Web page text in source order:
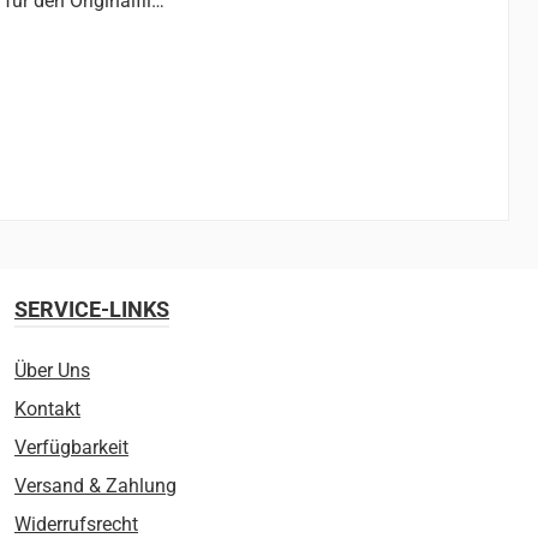
SERVICE-LINKS
Über Uns
Kontakt
Verfügbarkeit
Versand & Zahlung
Widerrufsrecht